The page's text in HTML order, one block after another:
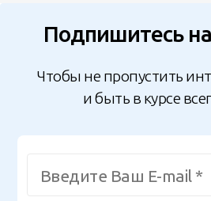
Подпишитесь
Чтобы не пропустить
и быть в курсе